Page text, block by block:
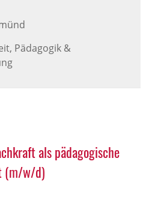
Pädagogik &
als pädagogische
(m/w/d)